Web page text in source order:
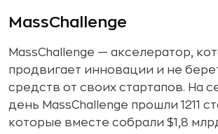
MassChallenge
MassChallenge — акселератор,
продвигает инновации и не
средств от своих стартапов. На
день MassChallenge прошли 1211
которые вместе собрали $1,8